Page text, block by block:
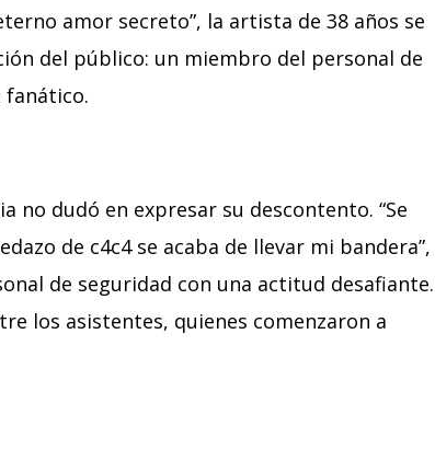
amor secreto”, la artista de 38 años se
del público: un miembro del personal de
fanático.
no dudó en expresar su descontento. “Se
de c4c4 se acaba de llevar mi bandera”,
de seguridad con una actitud desafiante.
los asistentes, quienes comenzaron a